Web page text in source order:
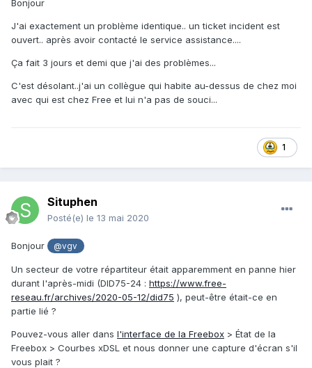
Bonjour
J'ai exactement un problème identique.. un ticket incident est
ouvert.. après avoir contacté le service assistance....
Ça fait 3 jours et demi que j'ai des problèmes...
C'est désolant..j'ai un collègue qui habite au-dessus de chez moi
avec qui est chez Free et lui n'a pas de souci...
1
Situphen
Posté(e) le 13 mai 2020
Bonjour @vgv
Un secteur de votre répartiteur était apparemment en panne hier
durant l'après-midi (DID75-24 : https://www.free-
reseau.fr/archives/2020-05-12/did75 ), peut-être était-ce en
partie lié ?
Pouvez-vous aller dans l'interface de la Freebox > État de la
Freebox > Courbes xDSL et nous donner une capture d'écran s'il
vous plait ?